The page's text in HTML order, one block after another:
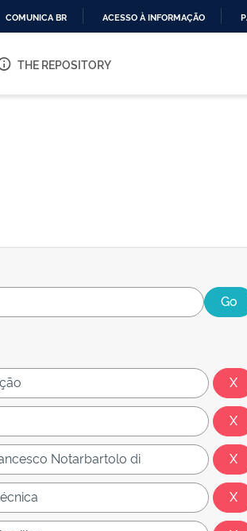
O
COMUNICA BR ACESSO À INFORMAÇÃO
THE REPOSITORY